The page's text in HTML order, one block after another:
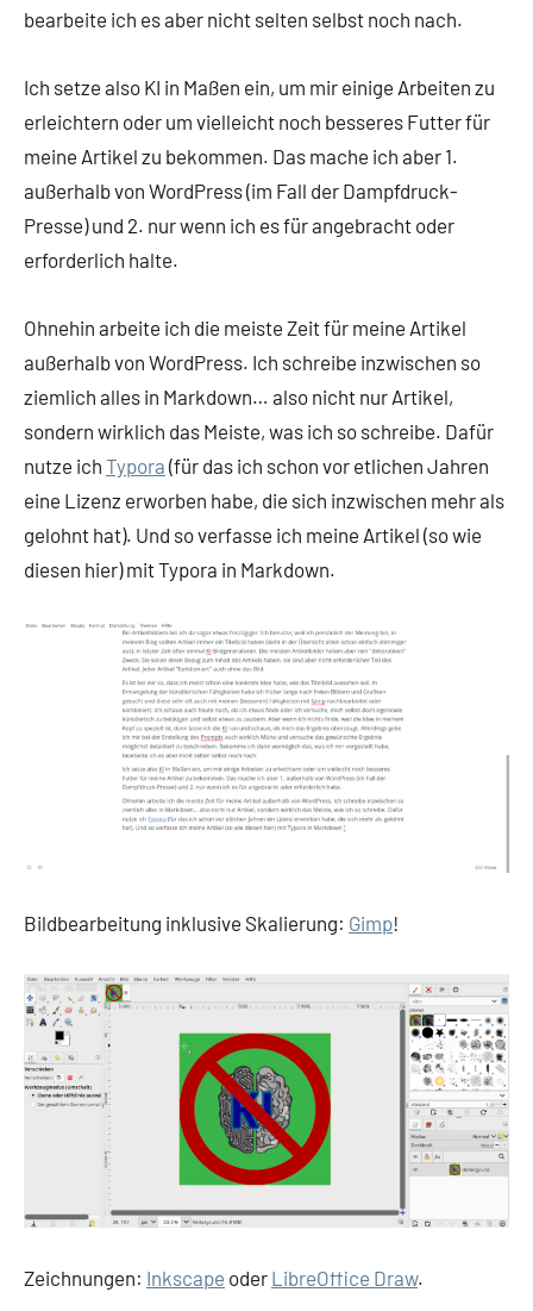
bearbeite ich es aber nicht selten selbst noch nach.
Ich setze also KI in Maßen ein, um mir einige Arbeiten zu
erleichtern oder um vielleicht noch besseres Futter für
meine Artikel zu bekommen. Das mache ich aber 1.
außerhalb von WordPress (im Fall der Dampfdruck-
Presse) und 2. nur wenn ich es für angebracht oder
erforderlich halte.
Ohnehin arbeite ich die meiste Zeit für meine Artikel
außerhalb von WordPress. Ich schreibe inzwischen so
ziemlich alles in Markdown… also nicht nur Artikel,
sondern wirklich das Meiste, was ich so schreibe. Dafür
nutze ich Typora (für das ich schon vor etlichen Jahren
eine Lizenz erworben habe, die sich inzwischen mehr als
gelohnt hat). Und so verfasse ich meine Artikel (so wie
diesen hier) mit Typora in Markdown.
Bildbearbeitung inklusive Skalierung: Gimp!
Zeichnungen: Inkscape oder LibreOffice Draw.